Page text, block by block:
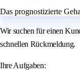
Das prognostizierte
Wir suchen für einen
schnellen Rückmeldung.
Ihre Aufgaben: